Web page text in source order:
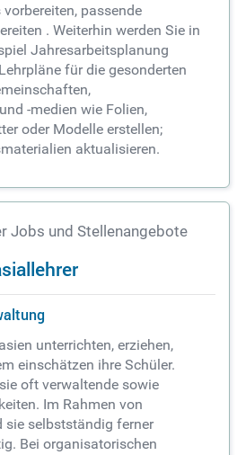
passende
. Weiterhin werden Sie in
Jahresarbeitsplanung
für die gesonderten
-medien wie Folien,
oder Modelle erstellen;
aktualisieren.
Jobs und Stellenangebote
unterrichten, erziehen,
einschätzen ihre Schüler.
oft verwaltende sowie
Im Rahmen von
selbstständig ferner
Bei organisatorischen